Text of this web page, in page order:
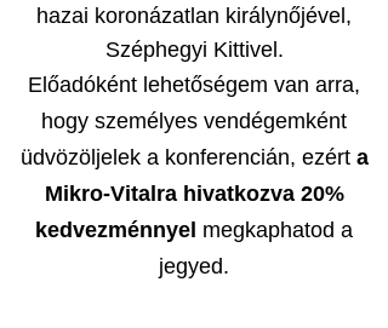
hazai koronázatlan királynőjével,
Széphegyi Kittivel.
Előadóként lehetőségem van arra,
hogy személyes vendégemként
üdvözöljelek a konferencián, ezért a
Mikro-Vitalra hivatkozva 20%
kedvezménnyel megkaphatod a
jegyed.